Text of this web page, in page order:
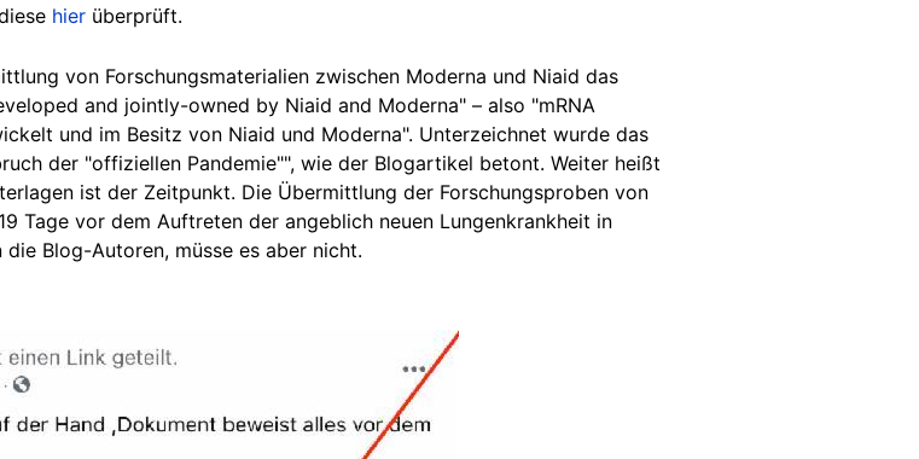
hier überprüft.
von Forschungsmaterialien zwischen Moderna und Niaid das
and jointly-owned by Niaid and Moderna" – also "mRNA
und im Besitz von Niaid und Moderna". Unterzeichnet wurde das
der "offiziellen Pandemie"", wie der Blogartikel betont. Weiter heißt
ist der Zeitpunkt. Die Übermittlung der Forschungsproben von
Tage vor dem Auftreten der angeblich neuen Lungenkrankheit in
Blog-Autoren, müsse es aber nicht.